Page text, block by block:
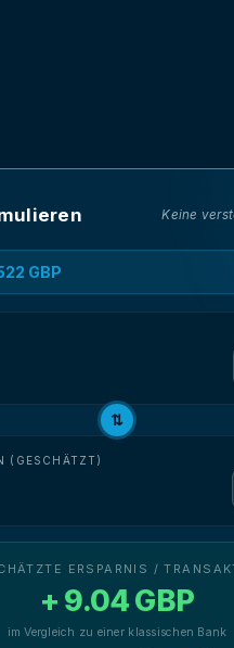
Keine
GBP
⇅
(GESCHÄTZT)
ERSPARNIS /
+ 9.04 GBP
im Vergleich zu einer klassischen Bank